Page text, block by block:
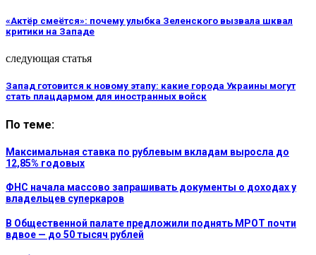
«Актёр смеётся»: почему улыбка Зеленского вызвала шквал
критики на Западе
следующая статья
Запад готовится к новому этапу: какие города Украины могут
стать плацдармом для иностранных войск
По теме:
Максимальная ставка по рублевым вкладам выросла до
12,85% годовых
ФНС начала массово запрашивать документы о доходах у
владельцев суперкаров
В Общественной палате предложили поднять МРОТ почти
вдвое — до 50 тысяч рублей